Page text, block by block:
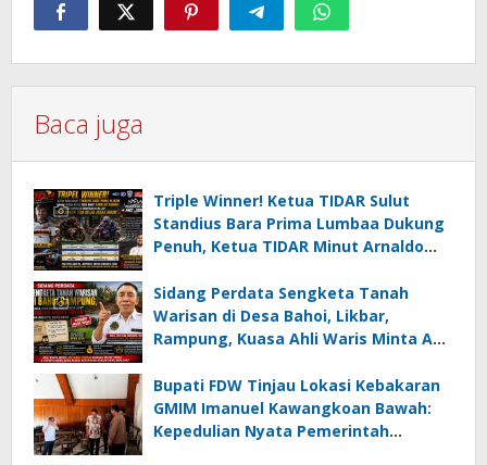
Baca juga
Triple Winner! Ketua TIDAR Sulut
Standius Bara Prima Lumbaa Dukung
Penuh, Ketua TIDAR Minut Arnaldo
05 MC JOE Sapu Bersih Tiga Gelar
Juara Umum
Sidang Perdata Sengketa Tanah
Warisan di Desa Bahoi, Likbar,
Rampung, Kuasa Ahli Waris Minta APH
Korupsi Dandes
Bupati FDW Tinjau Lokasi Kebakaran
GMIM Imanuel Kawangkoan Bawah:
Kepedulian Nyata Pemerintah